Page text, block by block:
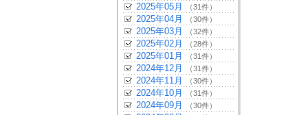
2025年05月 （31件）
2025年04月 （30件）
2025年03月 （32件）
2025年02月 （28件）
2025年01月 （31件）
2024年12月 （31件）
2024年11月 （30件）
2024年10月 （31件）
2024年09月 （30件）